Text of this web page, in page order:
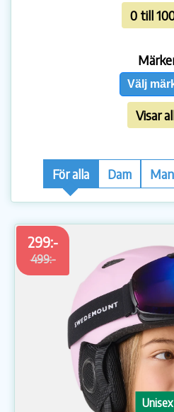
0 till
Välj
Visar
För alla Dam Man
299:-
499:-
Unisex